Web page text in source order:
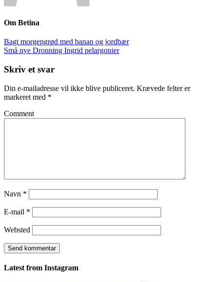
Om Betina
Bagt morgengrød med banan og jordbær
Små nye Dronning Ingrid pelargonier
Skriv et svar
Din e-mailadresse vil ikke blive publiceret. Krævede felter er
markeret med *
Comment
Navn *
E-mail *
Websted
Latest from Instagram